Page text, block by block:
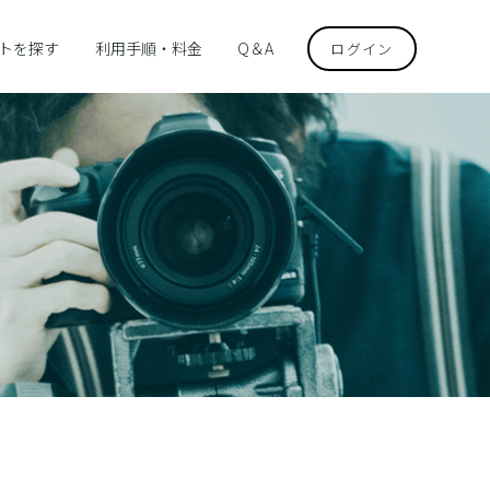
ログイン
を探す 利用手順・料金 Q＆A